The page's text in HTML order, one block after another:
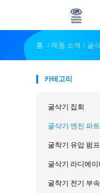
홈 제품 소개 굴
카테고리
굴삭기 집회
굴삭기 엔진 파트
굴착기 유압 펌
굴삭기 라디에이
굴착기 전기 부속